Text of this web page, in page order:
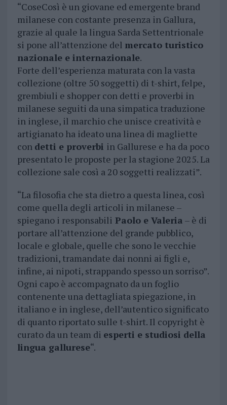
“CoseCosì è un giovane ed emergente brand
milanese con costante presenza in Gallura,
grazie al quale la lingua Sarda Settentrionale
si pone all’attenzione del mercato turistico
nazionale e internazionale.
Forte dell’esperienza maturata con la vasta
collezione (oltre 50 soggetti) di t-shirt, felpe,
grembiuli e shopper con detti e proverbi in
milanese seguiti da una simpatica traduzione
in inglese, il marchio che unisce creatività e
artigianato ha ideato una linea di magliette
con detti e proverbi in Gallurese e ha da poco
presentato le proposte per la stagione 2025. La
collezione sale così a 20 soggetti realizzati”.
“La filosofia che sta dietro a questa linea, così
come quella degli articoli in milanese –
spiegano i responsabili Paolo e Valeria – è di
portare all’attenzione del grande pubblico,
locale e globale, quelle che sono le vecchie
tradizioni, tramandate dai nonni ai figli e,
infine, ai nipoti, strappando spesso un sorriso”.
Ogni capo è accompagnato da un foglio
contenente una dettagliata spiegazione, in
italiano e in inglese, dell’autentico significato
di quanto riportato sulle t-shirt. Il copyright è
curato da un team di esperti e studiosi della
lingua gallurese“.